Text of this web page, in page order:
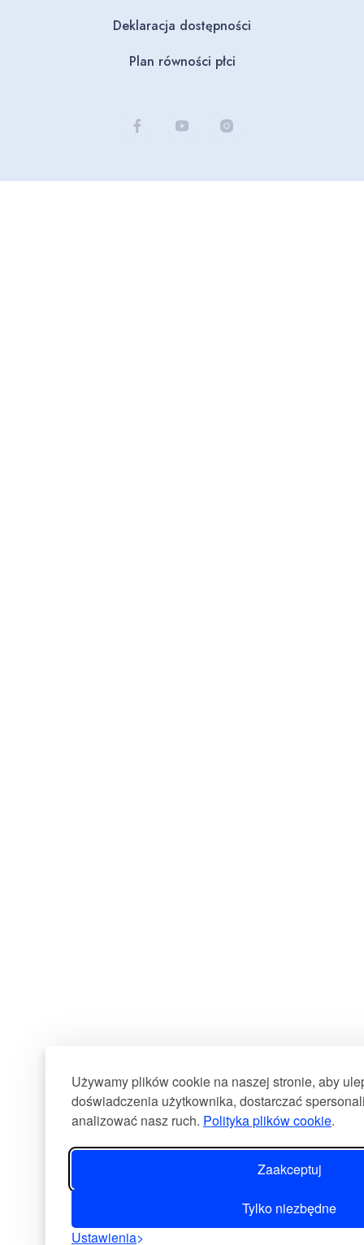
Używamy plików cookie na naszej stronie, aby
doświadczenia użytkownika, dostarczać
analizować nasz ruch. Polityka plików cookie.
Zaakceptuj
Tylko niezbędne
Ustawienia
Deklaracja dostępności
Plan równości płci